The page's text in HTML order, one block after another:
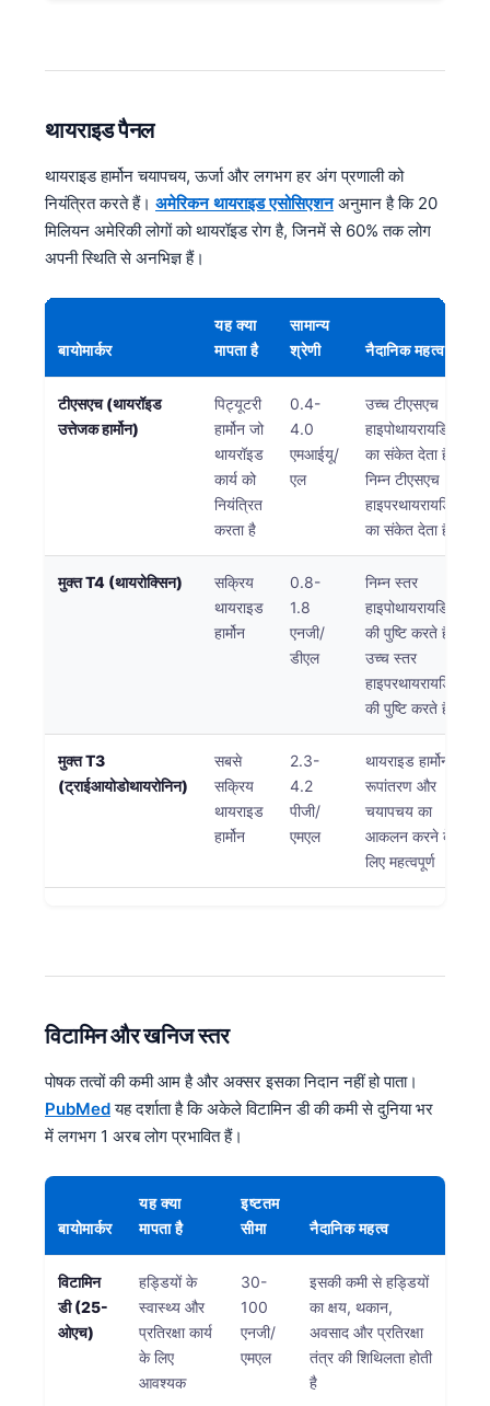
थायराइड पैनल
थायराइड हार्मोन चयापचय, ऊर्जा और लगभग हर अंग प्रणाली को
नियंत्रित करते हैं। अमेरिकन थायराइड एसोसिएशनअनुमान है कि 20
मिलियन अमेरिकी लोगों को थायरॉइड रोग है, जिनमें से 60% तक लोग
अपनी स्थिति से अनभिज्ञ हैं।
बायोमार्कर
यह क्या
मापता है
सामान्य
श्रेणी
नैदानिक महत्व
टीएसएच (थायरॉइड
उत्तेजक हार्मोन)
पिट्यूटरी
हार्मोन जो
थायरॉइड
कार्य को
नियंत्रित
करता है
0.4-
4.0
एमआईयू/
एल
उच्च टीएसएच
हाइपोथायरायडिज्म
का संकेत देता है;
निम्न टीएसएच
हाइपरथायरायडिज्म
का संकेत देता है
मुक्त T4 (थायरोक्सिन)
सक्रिय
थायराइड
हार्मोन
0.8-
1.8
एनजी/
डीएल
निम्न स्तर
हाइपोथायरायडिज्म
की पुष्टि करते हैं;
उच्च स्तर
हाइपरथायरायडिज्म
की पुष्टि करते हैं
मुक्त T3
(ट्राईआयोडोथायरोनिन)
सबसे
सक्रिय
थायराइड
हार्मोन
2.3-
4.2
पीजी/
एमएल
थायराइड हार्मोन
रूपांतरण और
चयापचय का
आकलन करने के
लिए महत्वपूर्ण
विटामिन और खनिज स्तर
पोषक तत्वों की कमी आम है और अक्सर इसका निदान नहीं हो पाता।
PubMedयह दर्शाता है कि अकेले विटामिन डी की कमी से दुनिया भर
में लगभग 1 अरब लोग प्रभावित हैं।
बायोमार्कर
यह क्या
मापता है
इष्टतम
सीमा
नैदानिक महत्व
विटामिन
डी (25-
ओएच)
हड्डियों के
स्वास्थ्य और
प्रतिरक्षा कार्य
के लिए
आवश्यक
30-
100
एनजी/
एमएल
इसकी कमी से हड्डियों
का क्षय, थकान,
अवसाद और प्रतिरक्षा
तंत्र की शिथिलता होती
है
Afrikaans
Монгол
ພາສາລາວ
Basa Jawa
Cebuano
Кыргызча
Татар теле
Беларуская мова
Esperanto